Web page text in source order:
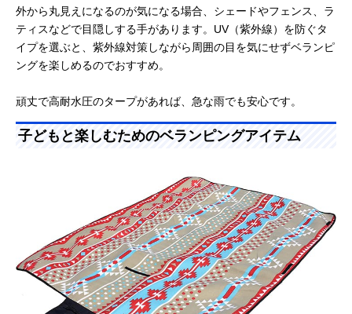
外から丸見えになるのが気になる場合、シェードやフェンス、ラ
ティスなどで目隠しする手があります。UV（紫外線）を防ぐタ
イプを選ぶと、紫外線対策しながら周囲の目を気にせずベランピ
ングを楽しめるのでおすすめ。
頑丈で高耐水圧のタープがあれば、急な雨でも安心です。
子どもと楽しむためのベランピングアイテム